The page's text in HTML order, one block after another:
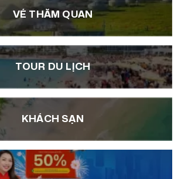
VÉ THĂM QUAN
TOUR DU LỊCH
KHÁCH SẠN